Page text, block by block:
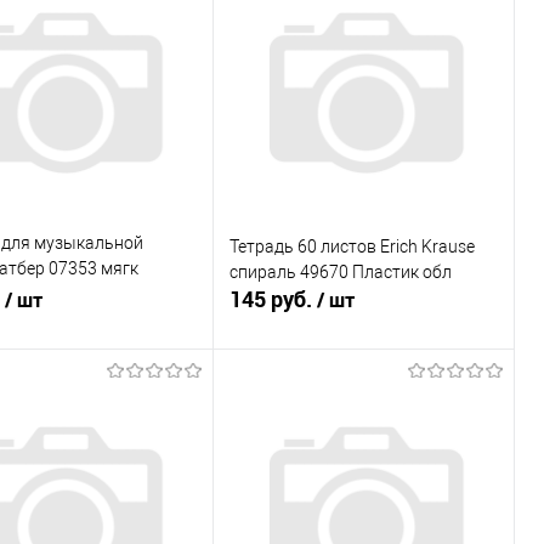
в 1 клик
К сравнению
В наличии
Купить в 1 клик
К сравнению
В избранное
В наличии
музыкальной
07353 мягк
/ шт
в 1 клик
К сравнению
В наличии
Тетрадь 60 листов Erich Krause
спираль 49670 Пластик обл
145 руб./ шт
Купить в 1 клик
К сравнению
В избранное
В наличии